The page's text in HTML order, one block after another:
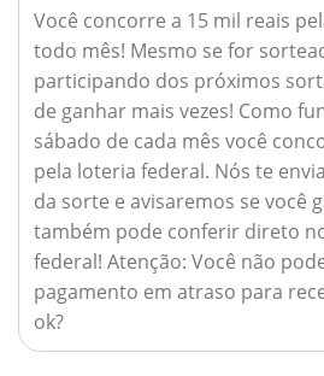
Você concorre a 15 mil reais
todo mês! Mesmo se for
participando dos próximos
de ganhar mais vezes! Como
sábado de cada mês você
pela loteria federal. Nós te
da sorte e avisaremos se você
também pode conferir direto
federal! Atenção: Você não
pagamento em atraso para
ok?